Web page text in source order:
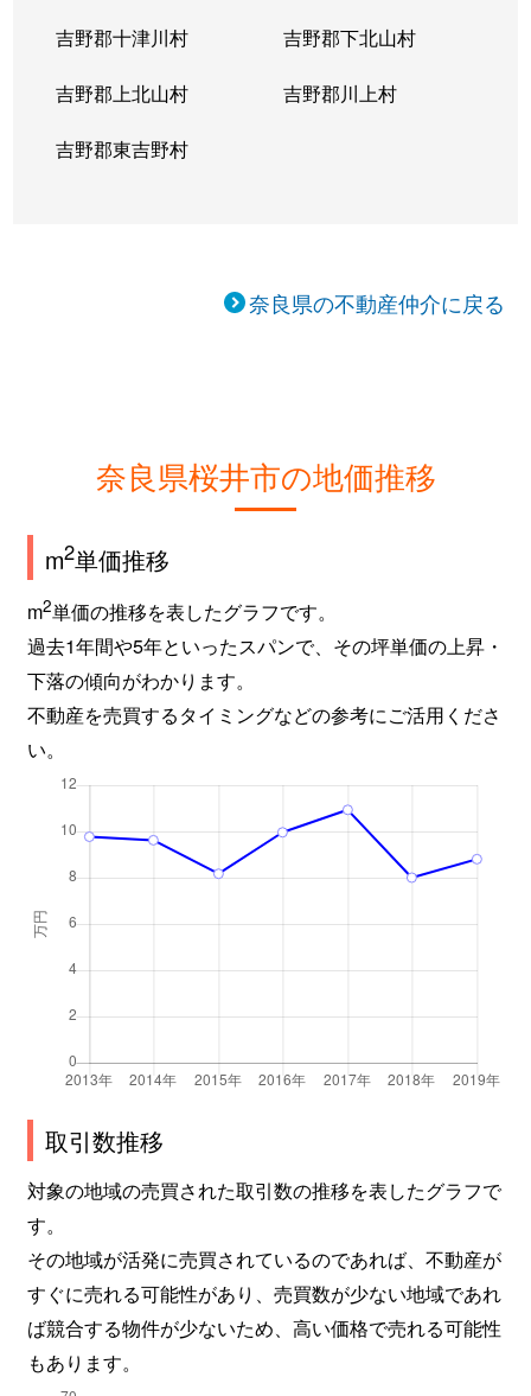
吉野郡十津川村 吉野郡下北山村
吉野郡上北山村 吉野郡川上村
吉野郡東吉野村
奈良県の不動産仲介に戻る
奈良県桜井市の地価推移
m2単価推移
m2単価の推移を表したグラフです。
過去1年間や5年といったスパンで、その坪単価の上昇・
下落の傾向がわかります。
不動産を売買するタイミングなどの参考にご活用くださ
い。
取引数推移
対象の地域の売買された取引数の推移を表したグラフで
す。
その地域が活発に売買されているのであれば、不動産が
すぐに売れる可能性があり、売買数が少ない地域であれ
ば競合する物件が少ないため、高い価格で売れる可能性
もあります。